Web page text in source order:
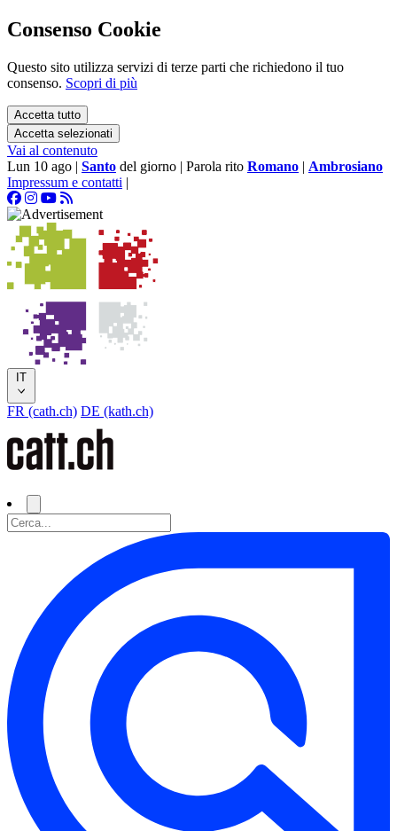
Consenso Cookie
Questo sito utilizza servizi di terze parti che richiedono il tuo
consenso. Scopri di più
Accetta tutto
Accetta selezionati
Vai al contenuto
Lun 10 ago | Santo del giorno | Parola rito Romano | Ambrosiano
Impressum e contatti |
IT
FR (cath.ch) DE (kath.ch)